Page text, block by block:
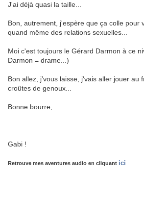
J'ai déjà quasi la taille...
Bon, autrement, j'espère que ça colle pour
quand même des relations sexuelles...
Moi c'est toujours le Gérard Darmon à ce
Darmon = drame...)
Bon allez, j’vous laisse, j'vais aller jouer au
croûtes de genoux...
Bonne bourre,
Gabi !
Retrouve mes aventures audio en cliquant ici